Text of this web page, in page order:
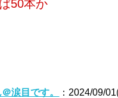
50本か
涙目です。
：2024/09/